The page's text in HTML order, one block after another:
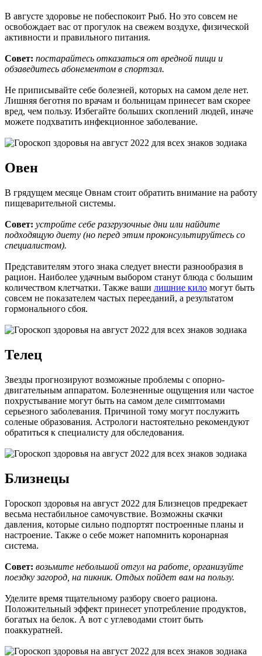
В августе здоровье не побеспокоит Рыб. Но это совсем не
освобождает вас от прогулок на свежем воздухе, физической
активности и правильного питания.
Совет: постарайтесь отказаться от вредной пищи и
обзаведитесь абонементом в спортзал.
Не приписывайте себе болезней, которых на самом деле нет.
Лишняя беготня по врачам и больницам принесет вам скорее
вред, чем пользу. Избегайте больших скоплений людей, иначе
можете подхватить инфекционное заболевание.
Овен
В грядущем месяце Овнам стоит обратить внимание на работу
пищеварительной системы.
Совет: устройте себе разгрузочные дни или найдите
подходящую диету (но перед этим проконсультируйтесь со
специалистом).
Представителям этого знака следует внести разнообразия в
рацион. Наиболее удачным выбором станут блюда с большим
количеством клетчатки. Также ваши лишние кило могут быть
совсем не показателем частых перееданий, а результатом
гормонального сбоя.
Телец
Звезды прогнозируют возможные проблемы с опорно-
двигательным аппаратом. Болезненные ощущения или частое
похрустывание могут быть на самом деле симптомами
серьезного заболевания. Причиной тому могут послужить
соленые образования. Астрологи настоятельно рекомендуют
обратиться к специалисту для обследования.
Близнецы
Гороскоп здоровья на август 2022 для Близнецов предрекает
весьма нестабильное самочувствие. Возможны скачки
давления, которые сильно подпортят построенные планы и
настроение. Также о себе может напомнить коронарная
система.
Совет: возьмите небольшой отгул на работе, организуйте
поездку загород, на пикник. Отдых пойдет вам на пользу.
Уделите время тщательному разбору своего рациона.
Положительный эффект принесет употребление продуктов,
богатых на белок. А вот с углеводами стоит быть
поаккуратней.